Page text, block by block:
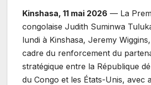
Kinshasa, 11 mai 2026 — La
congolaise Judith Suminwa
lundi à Kinshasa, Jeremy
cadre du renforcement du
stratégique entre la République
du Congo et les États-Unis, avec